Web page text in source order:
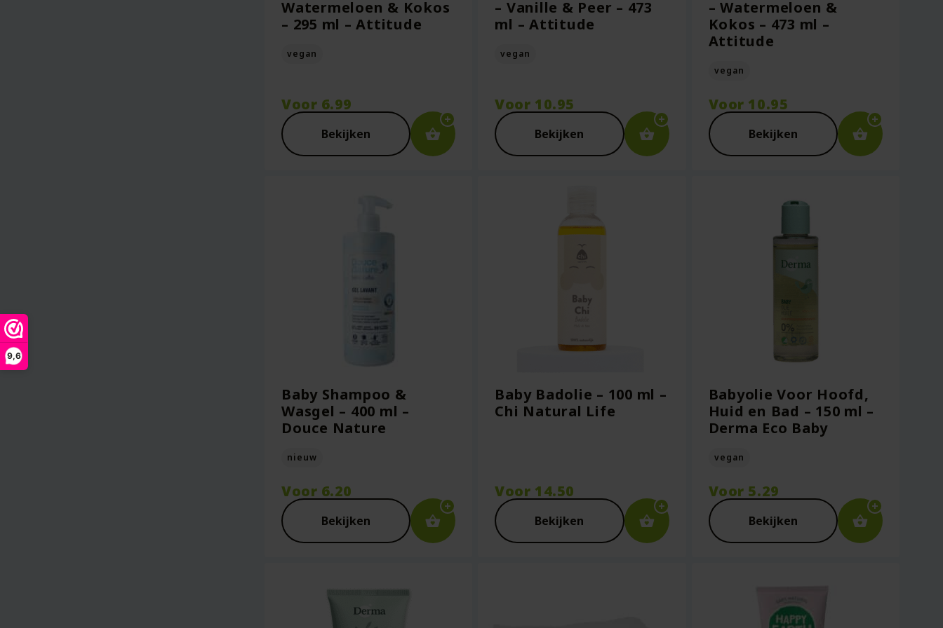
9,6
Watermeloen & Kokos
– 295 ml – Attitude
vegan
Voor 6.99
Bekijken
– Vanille & Peer – 473
ml – Attitude
vegan
Voor 10.95
Bekijken
– Watermeloen &
Kokos – 473 ml –
Attitude
vegan
Voor 10.95
Bekijken
Baby Shampoo &
Wasgel – 400 ml –
Douce Nature
nieuw
Voor 6.20
Bekijken
Baby Badolie – 100 ml –
Chi Natural Life
Voor 14.50
Bekijken
Babyolie Voor Hoofd,
Huid en Bad – 150 ml –
Derma Eco Baby
vegan
Voor 5.29
Bekijken